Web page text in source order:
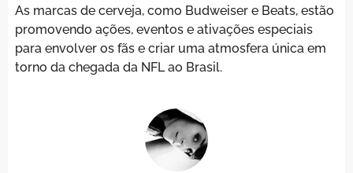
As marcas de cerveja, como Budweiser e Beats, estão
promovendo ações, eventos e ativações especiais
para envolver os fãs e criar uma atmosfera única em
torno da chegada da NFL ao Brasil.